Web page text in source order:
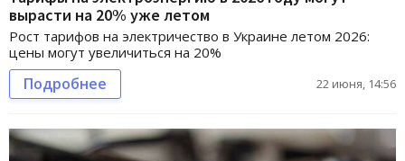
вырасти на 20% уже летом
Рост тарифов на электричество в Украине летом 2026:
цены могут увеличиться на 20%
Подробнее 22 июня, 14:56